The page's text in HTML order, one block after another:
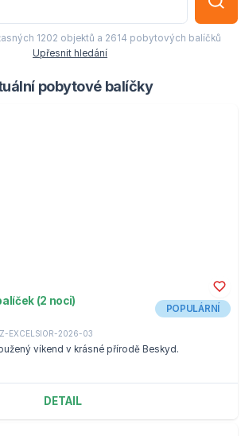
1202 objektů a 2614 pobytových balíčků
Upřesnit hledání
pobytové balíčky
(2 noci)
POPULÁRNÍ
EXCELSIOR-2026-03
víkend v krásné přírodě Beskyd.
DETAIL